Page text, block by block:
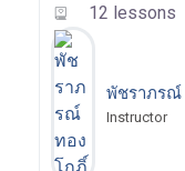
12 lessons
พัชราภรณ์
Instructor